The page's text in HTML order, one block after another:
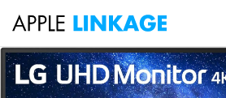
コ
ン
索